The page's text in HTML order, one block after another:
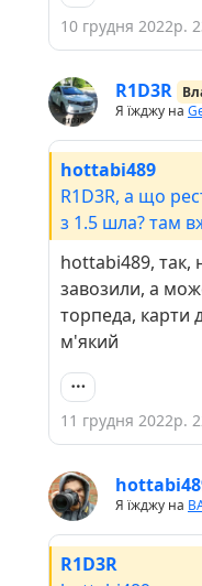
10 грудня 2022р.
R1D3R
Я їжджу на
hottabi489
R1D3R, а що
з 1.5 шла? там
hottabi489, так,
завозили, а
торпеда, карти
м'який
11 грудня 2022р.
Я їжджу на
R1D3R